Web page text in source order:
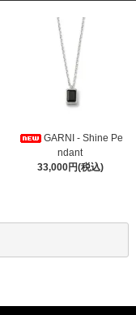
GARNI - Shine Pe
ndant
33,000円(税込)